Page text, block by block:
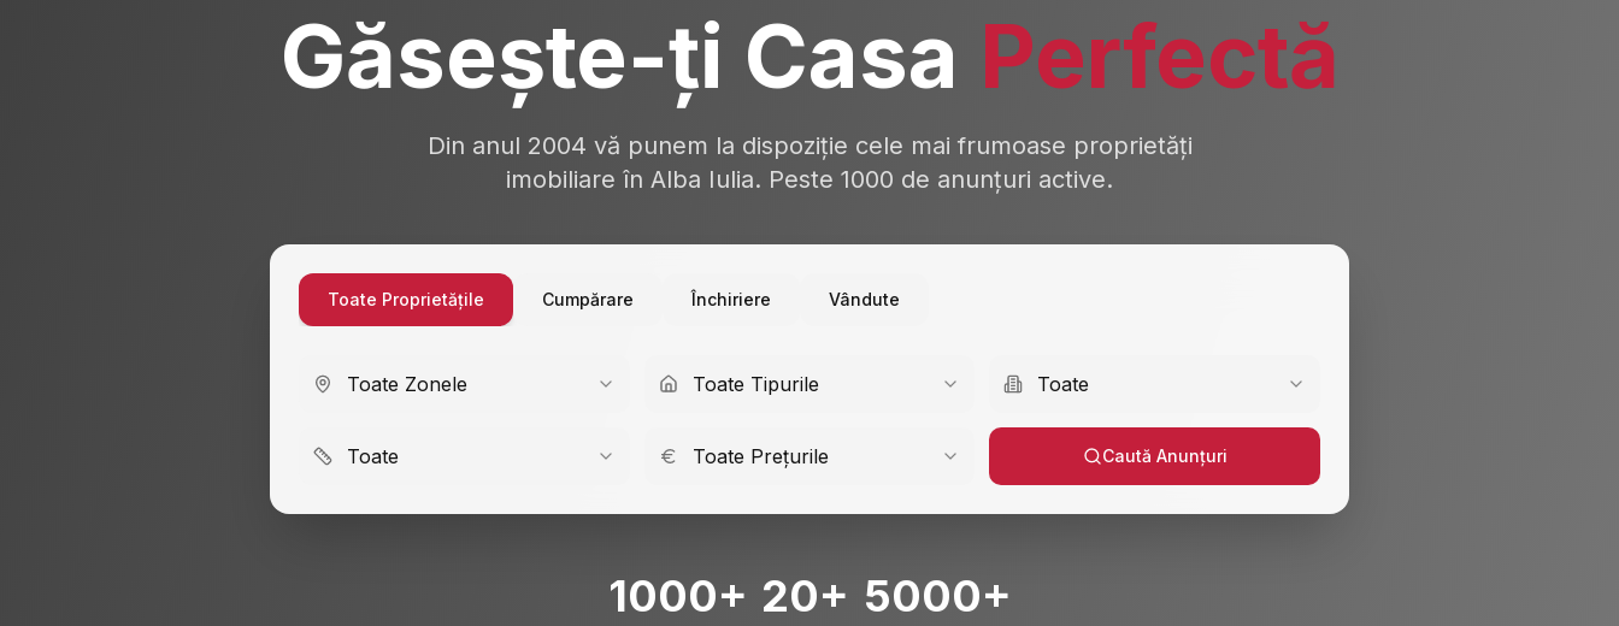
Găsește-ți Casa Perfectă
Din anul 2004 vă punem la dispoziție cele mai frumoase proprietăți
imobiliare în Alba Iulia. Peste 1000 de anunțuri active.
Toate Proprietățile Cumpărare Închiriere Vândute
Toate Zonele Toate Tipurile Toate
Toate Toate Prețurile Caută Anunțuri
1000+ 20+ 5000+